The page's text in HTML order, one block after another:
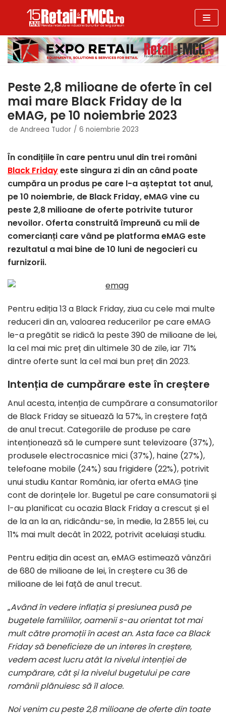
la
conținut
Peste 2,8 milioane de oferte în cel
mai mare Black Friday de la
eMAG, pe 10 noiembrie 2023
de Andreea Tudor 6 noiembrie 2023
În condițiile în care pentru unul din trei români
Black Fridayeste singura zi din an când poate
cumpăra un produs pe care l-a așteptat tot anul,
pe 10 noiembrie, de Black Friday, eMAG vine cu
peste 2,8 milioane de oferte potrivite tuturor
nevoilor. Oferta construită împreună cu mii de
comercianți care vând pe platforma eMAG este
rezultatul a mai bine de 10 luni de negocieri cu
furnizorii.
Pentru ediția 13 a Black Friday, ziua cu cele mai multe
reduceri din an, valoarea reducerilor pe care eMAG
le-a pregătit se ridică la peste 390 de milioane de lei,
la cel mai mic preț din ultimele 30 de zile, iar 71%
dintre oferte sunt la cel mai bun preț din 2023.
Intenția de cumpărare este în creștere
Anul acesta, intenția de cumpărare a consumatorilor
de Black Friday se situează la 57%, în creștere față
de anul trecut. Categoriile de produse pe care
intenționează să le cumpere sunt televizoare (37%),
produsele electrocasnice mici (37%)​, haine (27%),
telefoane mobile (24%) sau frigidere (22%​), potrivit
unui studiu Kantar România, iar oferta eMAG ține
cont de dorințele lor. Bugetul pe care consumatorii și
l-au planificat cu ocazia Black Friday a crescut și el
de la an la an, ridicându-se, în medie, la 2.855 lei, cu
11% mai mult decât în 2022, potrivit aceluiași studiu.
Pentru ediția din acest an, eMAG estimează vânzări
de 680 de milioane de lei, în creștere cu 36 de
milioane de lei față de anul trecut.
„Având în vedere inflația și presiunea pusă pe
bugetele familiilor, oamenii s-au orientat tot mai
mult către promoții în acest an. Asta face ca Black
Friday să beneficieze de un interes în creștere,
vedem acest lucru atât la nivelul intenției de
cumpărare, cât și la nivelul bugetului pe care
românii plănuiesc să îl aloce.
Noi venim cu peste 2,8 milioane de oferte din toate